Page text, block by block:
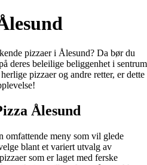
pizzaer i Ålesund? Da bør du
deres beleilige beliggenhet i sentrum
pizzaer og andre retter, er dette
Ålesund
omfattende meny som vil glede
blant et variert utvalg av
som er laget med ferske